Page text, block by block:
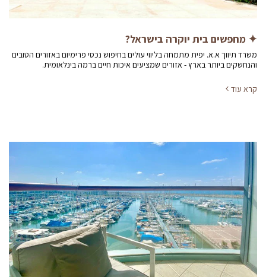
✦ מחפשים בית יוקרה בישראל?
משרד תיווך א.א. יפית מתמחה בליווי עולים בחיפוש נכסי פרימיום באזורים הטובים
והנחשקים ביותר בארץ - אזורים שמציעים איכות חיים ברמה בינלאומית.
קרא עוד